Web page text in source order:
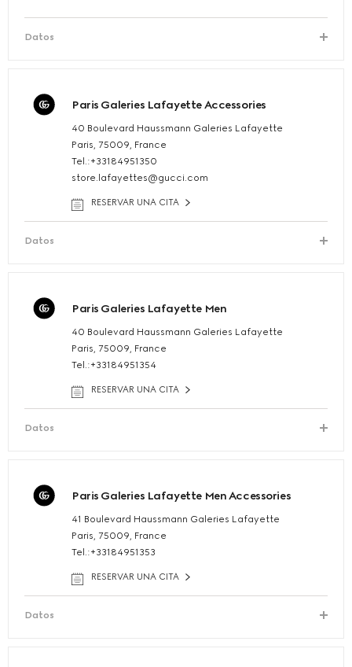
Datos
Paris Galeries Lafayette Accessories
40 Boulevard Haussmann Galeries Lafayette
Paris, 75009, France
Tel.:+33184951350
store.lafayettes@gucci.com
RESERVAR UNA CITA
Datos
Paris Galeries Lafayette Men
40 Boulevard Haussmann Galeries Lafayette
Paris, 75009, France
Tel.:+33184951354
RESERVAR UNA CITA
Datos
Paris Galeries Lafayette Men Accessories
41 Boulevard Haussmann Galeries Lafayette
Paris, 75009, France
Tel.:+33184951353
RESERVAR UNA CITA
Datos